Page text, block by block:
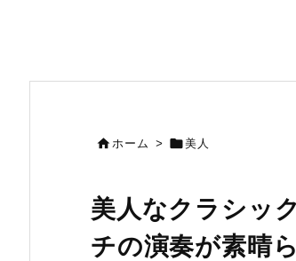
ホーム > 美人
美人なクラシッ
チの演奏が素晴